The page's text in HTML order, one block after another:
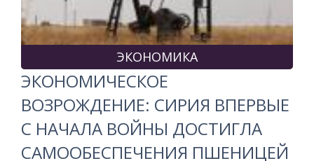
ЭКОНОМИКА
ЭКОНОМИЧЕСКОЕ
ВОЗРОЖДЕНИЕ: СИРИЯ ВПЕРВЫЕ
С НАЧАЛА ВОЙНЫ ДОСТИГЛА
САМООБЕСПЕЧЕНИЯ ПШЕНИЦЕЙ